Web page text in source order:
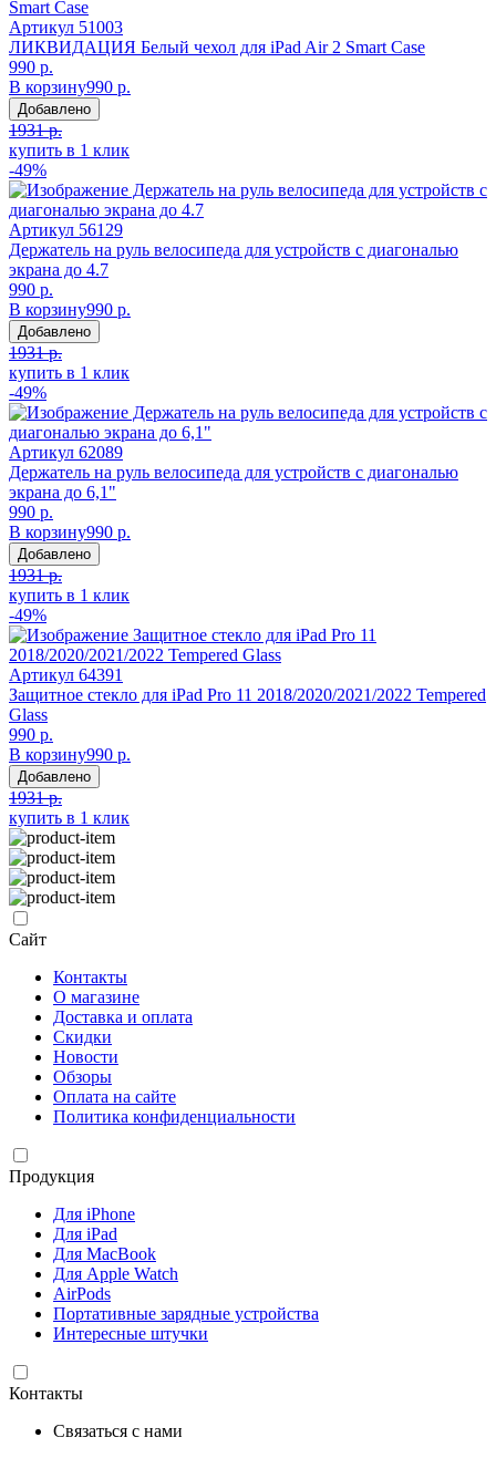
Артикул 51003
ЛИКВИДАЦИЯ Белый чехол для iPad Air 2 Smart Case
990 р.
В корзину990 р.
Добавлено
1931 р.
купить в 1 клик
-49%
Артикул 56129
Держатель на руль велосипеда для устройств с диагональю
экрана до 4.7
990 р.
В корзину990 р.
Добавлено
1931 р.
купить в 1 клик
-49%
Артикул 62089
Держатель на руль велосипеда для устройств с диагональю
экрана до 6,1"
990 р.
В корзину990 р.
Добавлено
1931 р.
купить в 1 клик
-49%
Артикул 64391
Защитное стекло для iPad Pro 11 2018/2020/2021/2022 Tempered
Glass
990 р.
В корзину990 р.
Добавлено
1931 р.
купить в 1 клик
Сайт
Контакты
О магазине
Доставка и оплата
Скидки
Новости
Обзоры
Оплата на сайте
Политика конфиденциальности
Продукция
Для iPhone
Для iPad
Для MacBook
Для Apple Watch
AirPods
Портативные зарядные устройства
Интересные штучки
Контакты
Связаться с нами